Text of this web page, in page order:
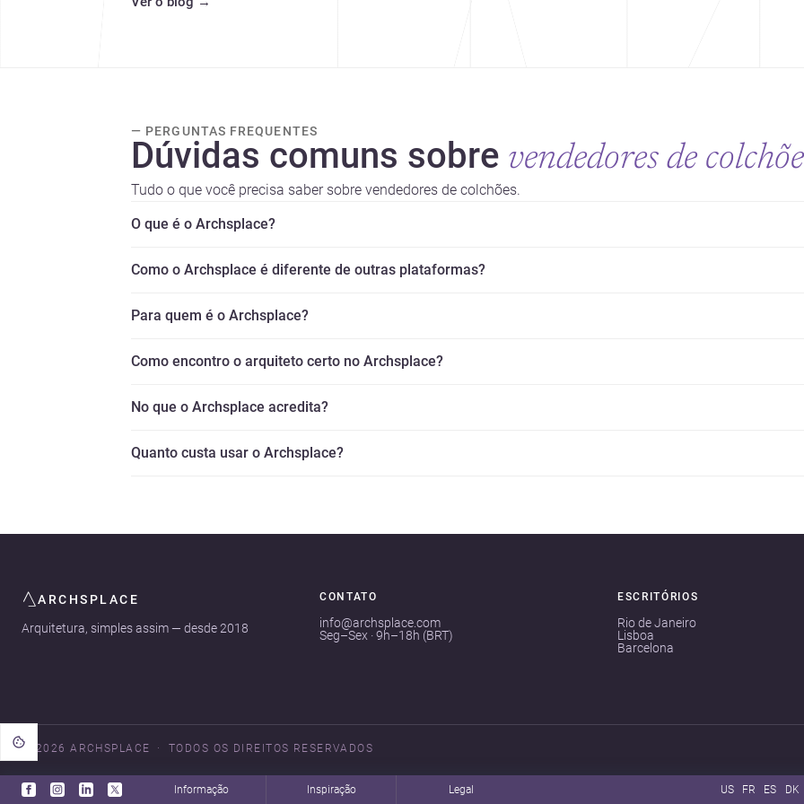
— PERGUNTAS FREQUENTES
Dúvidas comuns sobre vendedores de
Tudo o que você precisa saber sobre vendedores de colchões.
O que é o Archsplace?
Como o Archsplace é diferente de outras plataformas?
Para quem é o Archsplace?
Como encontro o arquiteto certo no Archsplace?
No que o Archsplace acredita?
Quanto custa usar o Archsplace?
ARCHSPLACE
Arquitetura, simples assim — desde 2018
CONTATO
info@archsplace.com
Seg–Sex · 9h–18h (BRT)
ESCRITÓRIOS
Rio de Janeiro
Lisboa
Barcelona
© 2026 ARCHSPLACE TODOS OS DIREITOS RESERVADOS
Informação Inspiração Legal US FR ES DK